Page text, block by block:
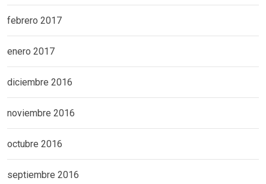
febrero 2017
enero 2017
diciembre 2016
noviembre 2016
octubre 2016
septiembre 2016